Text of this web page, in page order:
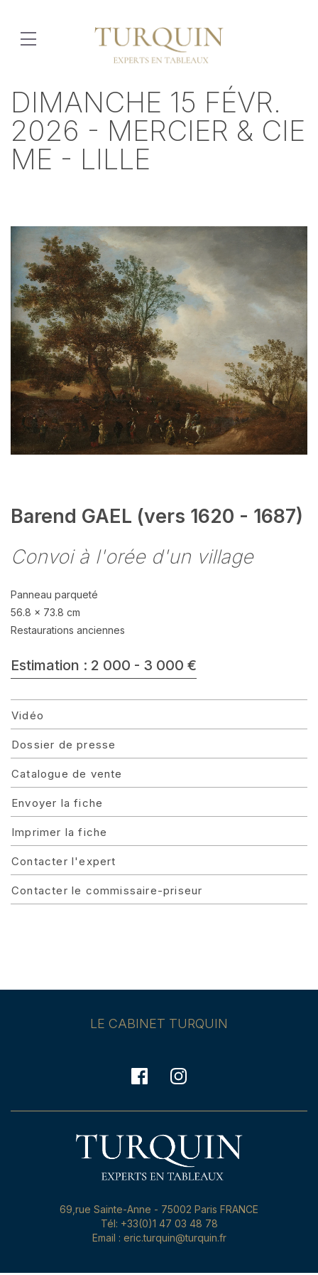
DIMANCHE 15 FÉVR.
2026 - MERCIER & CIE
ME - LILLE
Barend GAEL (vers 1620 - 1687)
Convoi à l'orée d'un village
Panneau parqueté
56.8 x 73.8 cm
Restaurations anciennes
Estimation : 2 000 - 3 000 €
Vidéo
Dossier de presse
Catalogue de vente
Envoyer la fiche
Imprimer la fiche
Contacter l'expert
Contacter le commissaire-priseur
LE CABINET TURQUIN
69,rue Sainte-Anne - 75002 Paris FRANCE
Tél: +33(0)1 47 03 48 78
Email : eric.turquin@turquin.fr